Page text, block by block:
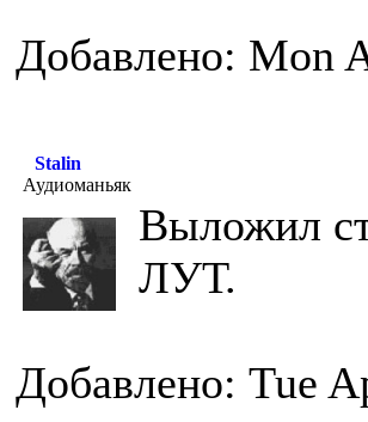
Добавлено: Mon
Stalin
Аудиоманьяк
Выложил
ЛУТ.
Добавлено: Tue